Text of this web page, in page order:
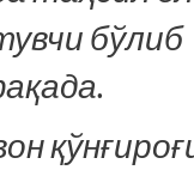
бўлиб